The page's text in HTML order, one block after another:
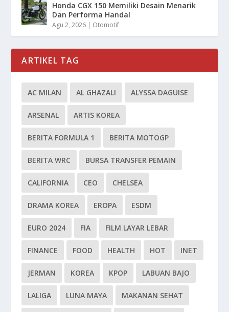
Honda CGX 150 Memiliki Desain Menarik
Dan Performa Handal
Agu 2, 2026 | Otomotif
ARTIKEL TAG
AC MILAN AL GHAZALI ALYSSA DAGUISE
ARSENAL ARTIS KOREA
BERITA FORMULA 1 BERITA MOTOGP
BERITA WRC BURSA TRANSFER PEMAIN
CALIFORNIA CEO CHELSEA
DRAMA KOREA EROPA ESDM
EURO 2024 FIA FILM LAYAR LEBAR
FINANCE FOOD HEALTH HOT INET
JERMAN KOREA KPOP LABUAN BAJO
LALIGA LUNA MAYA MAKANAN SEHAT